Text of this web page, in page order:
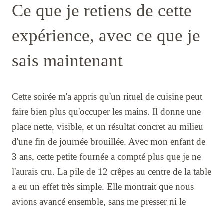
Ce que je retiens de cette
expérience, avec ce que je
sais maintenant
Cette soirée m'a appris qu'un rituel de cuisine peut
faire bien plus qu'occuper les mains. Il donne une
place nette, visible, et un résultat concret au milieu
d'une fin de journée brouillée. Avec mon enfant de
3 ans, cette petite fournée a compté plus que je ne
l'aurais cru. La pile de 12 crêpes au centre de la table
a eu un effet très simple. Elle montrait que nous
avions avancé ensemble, sans me presser ni le